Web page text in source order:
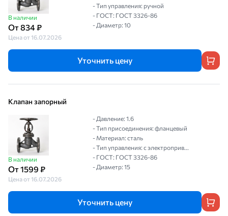
В наличии
От 834 ₽
Цена от 16.07.2026
- Тип управления: ручной
- ГОСТ: ГОСТ 3326-86
- Диаметр: 10
Уточнить цену
Клапан запорный
В наличии
От 1599 ₽
Цена от 16.07.2026
- Давление: 1.6
- Тип присоединения: фланцевый
- Материал: сталь
- Тип управления: с электроприв...
- ГОСТ: ГОСТ 3326-86
- Диаметр: 15
Уточнить цену